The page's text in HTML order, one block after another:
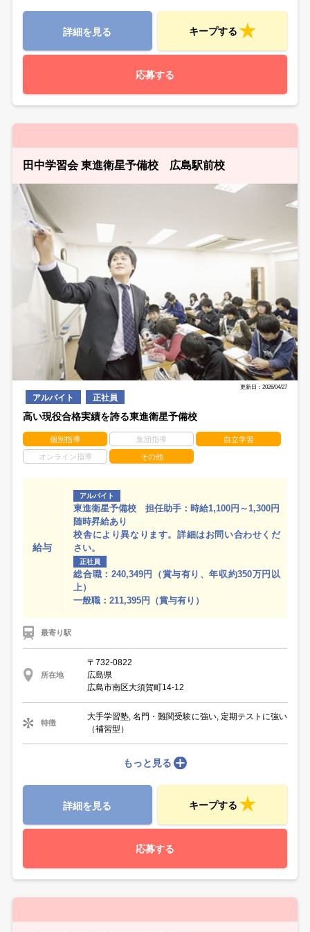
詳細を見る キープする
応募する
田中学習会 東進衛星予備校 広島駅前校
更新日：2026/04/27
アルバイト 正社員
高い現役合格実績を誇る東進衛星予備校
個別指導 集団指導 自立学習
オンライン指導 その他
給与
アルバイト
東進衛星予備校 担任助手：時給1,100円～1,300円
随時昇給あり
校舎により異なります。詳細はお問い合わせくだ
さい。
正社員
総合職：240,349円（賞与有り、年収約350万円以
上）
一般職：211,395円（賞与有り）
最寄り駅
所在地
〒732-0822
広島県
広島市南区大須賀町14-12
特徴
大手学習塾, 名門・難関受験に強い, 定期テストに強い
（補習型）
もっと見る
詳細を見る キープする
応募する